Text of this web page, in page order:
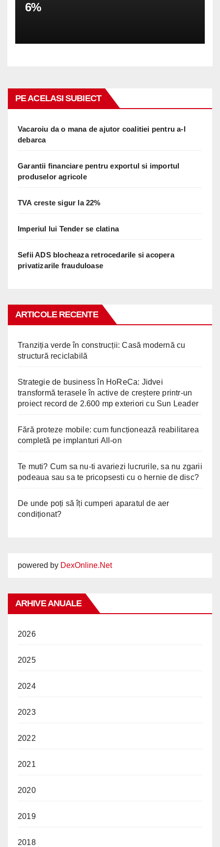
6%
PE ACELASI SUBIECT
Vacaroiu da o mana de ajutor coalitiei pentru a-l
debarca
Garantii financiare pentru exportul si importul
produselor agricole
TVA creste sigur la 22%
Imperiul lui Tender se clatina
Sefii ADS blocheaza retrocedarile si acopera
privatizarile frauduloase
ARTICOLE RECENTE
Tranziția verde în construcții: Casă modernă cu
structură reciclabilă
Strategie de business în HoReCa: Jidvei
transformă terasele în active de creștere printr-un
proiect record de 2.600 mp exteriori cu Sun Leader
Fără proteze mobile: cum funcționează reabilitarea
completă pe implanturi All-on
Te muti? Cum sa nu-ti avariezi lucrurile, sa nu zgarii
podeaua sau sa te pricopsesti cu o hernie de disc?
De unde poți să îți cumperi aparatul de aer
condiționat?
powered by DexOnline.Net
ARHIVE ANUALE
2026
2025
2024
2023
2022
2021
2020
2019
2018